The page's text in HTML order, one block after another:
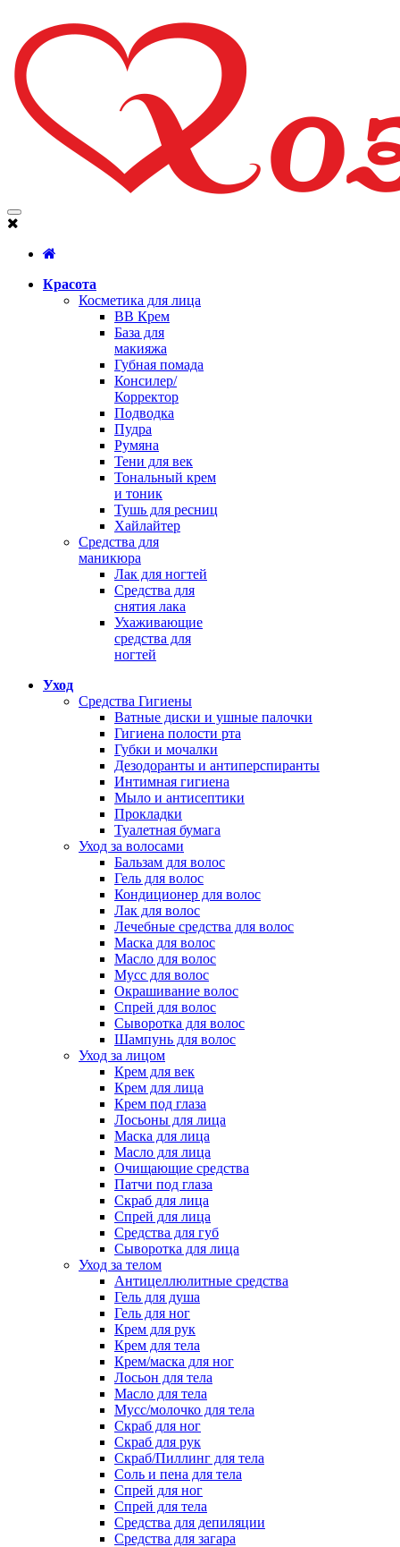
Красота
Косметика для лица
BB Крем
База для
макияжа
Губная помада
Консилер/
Корректор
Подводка
Пудра
Румяна
Тени для век
Тональный крем
и тоник
Тушь для ресниц
Хайлайтер
Средства для
маникюра
Лак для ногтей
Средства для
снятия лака
Ухаживающие
средства для
ногтей
Уход
Средства Гигиены
Ватные диски и ушные палочки
Гигиена полости рта
Губки и мочалки
Дезодоранты и антиперспиранты
Интимная гигиена
Мыло и антисептики
Прокладки
Туалетная бумага
Уход за волосами
Бальзам для волос
Гель для волос
Кондиционер для волос
Лак для волос
Лечебные средства для волос
Маска для волос
Масло для волос
Мусс для волос
Окрашивание волос
Спрей для волос
Сыворотка для волос
Шампунь для волос
Уход за лицом
Крем для век
Крем для лица
Крем под глаза
Лосьоны для лица
Маска для лица
Масло для лица
Очищающие средства
Патчи под глаза
Скраб для лица
Спрей для лица
Средства для губ
Сыворотка для лица
Уход за телом
Антицеллюлитные средства
Гель для душа
Гель для ног
Крем для рук
Крем для тела
Крем/маска для ног
Лосьон для тела
Масло для тела
Мусс/молочко для тела
Скраб для ног
Скраб для рук
Скраб/Пиллинг для тела
Соль и пена для тела
Спрей для ног
Спрей для тела
Средства для депиляции
Средства для загара